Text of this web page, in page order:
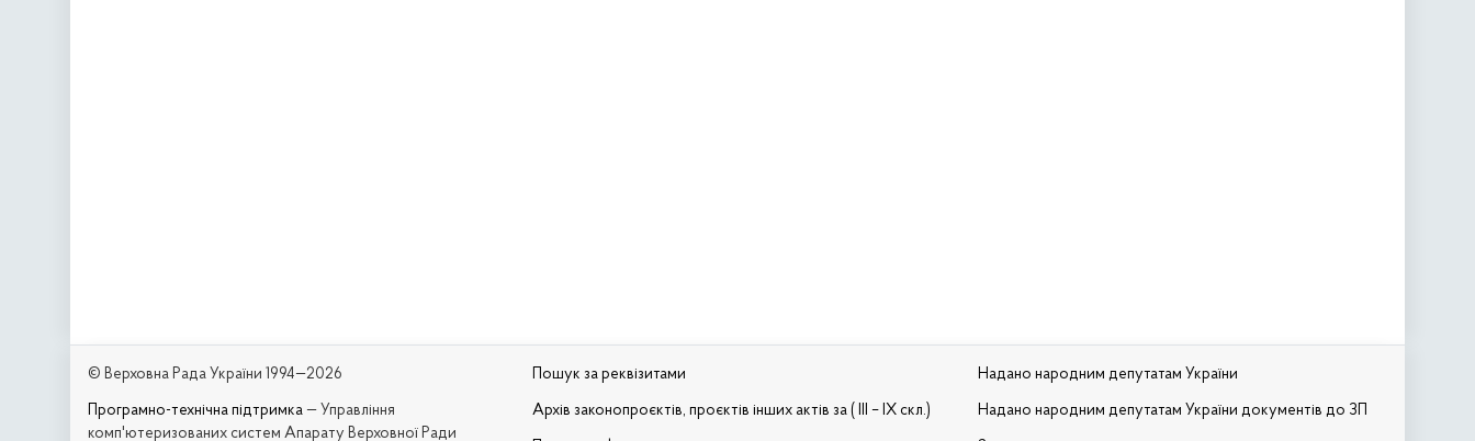
© Верховна Рада України 1994—2026
Програмно-технічна підтримка — Управління
комп'ютеризованих систем Апарату Верховної Ради
Пошук за реквізитами
Архів законопроєктів, проєктів інших актів за ( III – IX скл.)
Надано народним депутатам України
Надано народним депутатам України документів до ЗП